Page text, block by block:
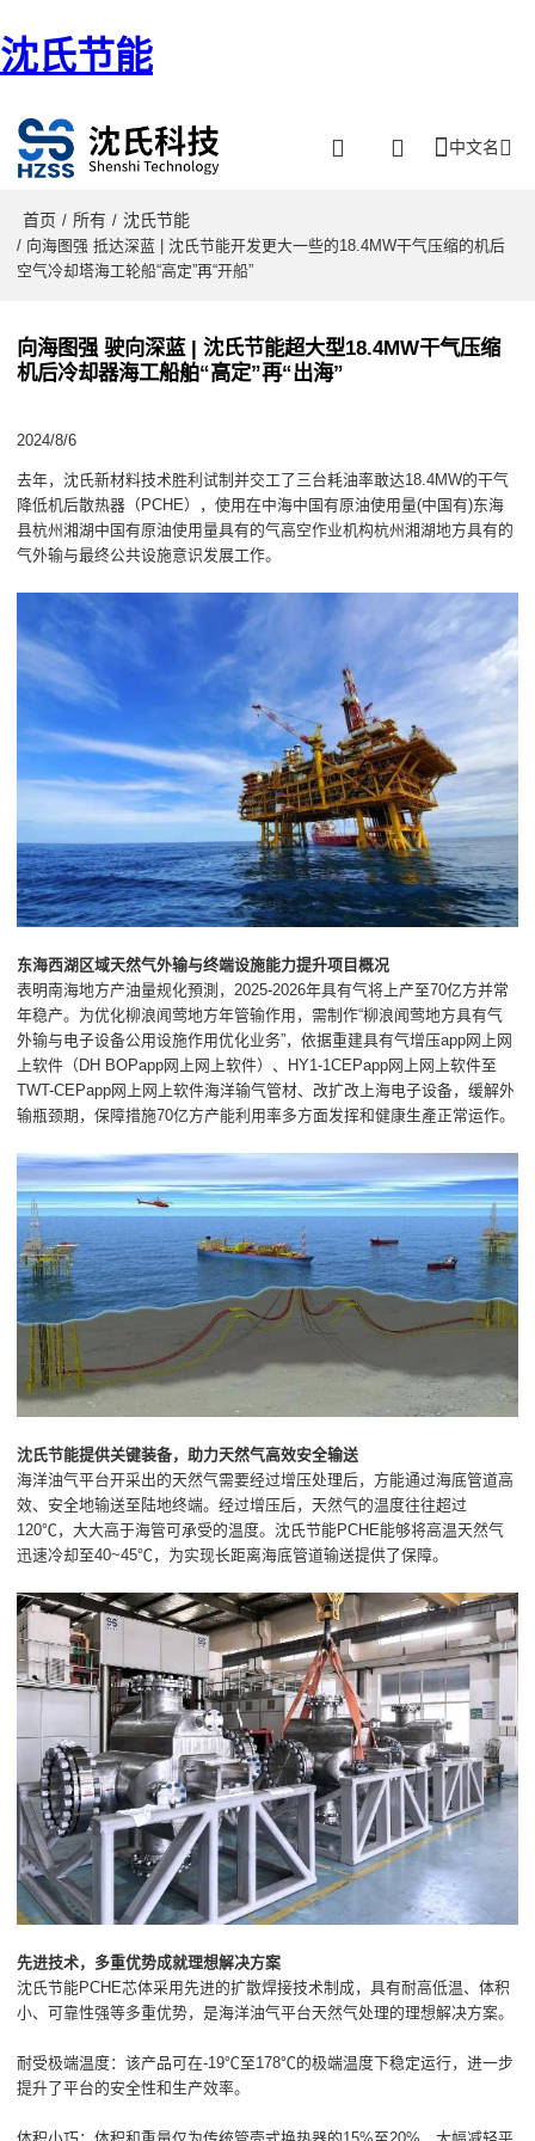
沈氏节能
中文名
首页 / 所有 / 沈氏节能
/ 向海图强 抵达深蓝 | 沈氏节能开发更大一些的18.4MW干气压缩的机后
空气冷却塔海工轮船“高定”再“开船”
向海图强 驶向深蓝 | 沈氏节能超大型18.4MW干气压缩
机后冷却器海工船舶“高定”再“出海”
2024/8/6
去年，沈氏新材料技术胜利试制并交工了三台耗油率敢达18.4MW的干气
降低机后散热器（PCHE），使用在中海中国有原油使用量(中国有)东海
县杭州湘湖中国有原油使用量具有的气高空作业机构杭州湘湖地方具有的
气外输与最终公共设施意识发展工作。
东海西湖区域天然气外输与终端设施能力提升项目概况
表明南海地方产油量规化預測，2025-2026年具有气将上产至70亿方并常
年稳产。为优化柳浪闻莺地方年管输作用，需制作“柳浪闻莺地方具有气
外输与电子设备公用设施作用优化业务”，依据重建具有气增压app网上网
上软件（DH BOPapp网上网上软件）、HY1-1CEPapp网上网上软件至
TWT-CEPapp网上网上软件海洋输气管材、改扩改上海电子设备，缓解外
输瓶颈期，保障措施70亿方产能利用率多方面发挥和健康生產正常运作。
沈氏节能提供关键装备，助力天然气高效安全输送
海洋油气平台开采出的天然气需要经过增压处理后，方能通过海底管道高
效、安全地输送至陆地终端。经过增压后，天然气的温度往往超过
120℃，大大高于海管可承受的温度。沈氏节能PCHE能够将高温天然气
迅速冷却至40~45℃，为实现长距离海底管道输送提供了保障。
先进技术，多重优势成就理想解决方案
沈氏节能PCHE芯体采用先进的扩散焊接技术制成，具有耐高低温、体积
小、可靠性强等多重优势，是海洋油气平台天然气处理的理想解决方案。
耐受极端温度：该产品可在-19℃至178℃的极端温度下稳定运行，进一步
提升了平台的安全性和生产效率。